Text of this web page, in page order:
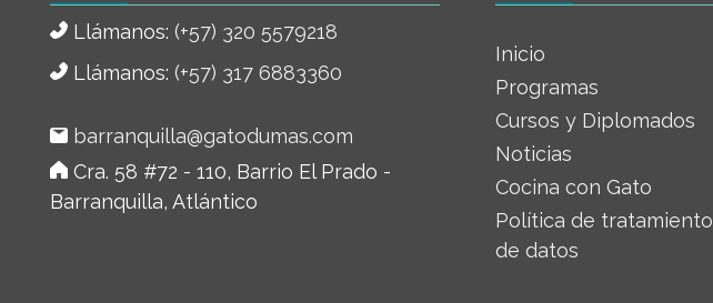
Llámanos: (+57) 320 5579218
Llámanos: (+57) 317 6883360
barranquilla@gatodumas.com
Cra. 58 #72 - 110, Barrio El Prado -
Barranquilla, Atlántico
Inicio
Programas
Cursos y Diplomados
Noticias
Cocina con Gato
Política de tratamiento
de datos